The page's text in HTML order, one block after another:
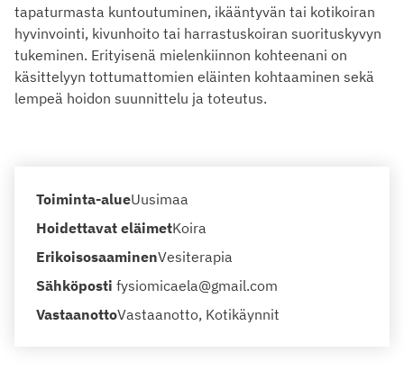
tapaturmasta kuntoutuminen, ikääntyvän tai kotikoiran
hyvinvointi, kivunhoito tai harrastuskoiran suorituskyvyn
tukeminen. Erityisenä mielenkiinnon kohteenani on
käsittelyyn tottumattomien eläinten kohtaaminen sekä
lempeä hoidon suunnittelu ja toteutus.
Toiminta-alueUusimaa
Hoidettavat eläimetKoira
ErikoisosaaminenVesiterapia
Sähköposti fysiomicaela@gmail.com
VastaanottoVastaanotto, Kotikäynnit